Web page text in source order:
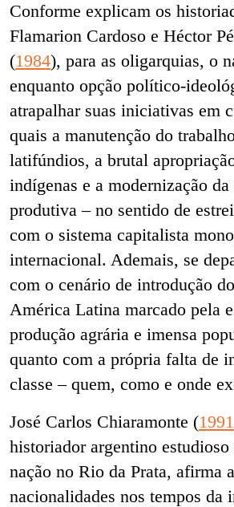
Conforme explicam os
Flamarion Cardoso e Héctor
(1984), para as oligarquias, o
enquanto opção político-
atrapalhar suas iniciativas em
quais a manutenção do
latifúndios, a brutal
indígenas e a modernização da
produtiva – no sentido de
com o sistema capitalista
internacional. Ademais, se
com o cenário de introdução
América Latina marcado pela
produção agrária e imensa
quanto com a própria falta de
classe – quem, como e onde
José Carlos Chiaramonte (1991
historiador argentino estudioso
nação no Rio da Prata, afirma
nacionalidades nos tempos da